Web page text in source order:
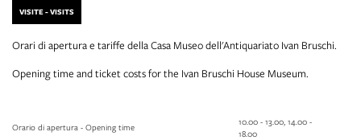
VISITE - VISITS
Orari di apertura e tariffe della Casa Museo dell'Antiquariato Ivan Bruschi.
Opening time and ticket costs for the Ivan Bruschi House Museum.
Orario di apertura - Opening time
10.00 - 13.00, 14.00 -
18.00